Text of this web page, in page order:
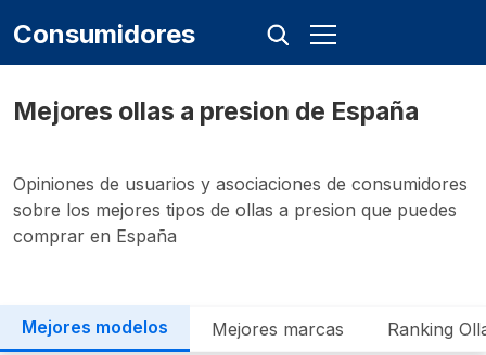
Consumidores
Mejores ollas a presion de España
Opiniones de usuarios y asociaciones de consumidores
sobre los mejores tipos de ollas a presion que puedes
comprar en España
Mejores modelos Mejores marcas Ranking